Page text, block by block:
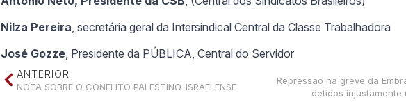
Nilza Pereira , secretária geral da Intersindical Central da Classe Trabalhadora
José Gozze , Presidente da PÚBLICA, Central do Servidor
Repressão na greve da
detidos injustamente
ANTERIOR
NOTA SOBRE O CONFLITO PALESTINO-ISRAELENSE